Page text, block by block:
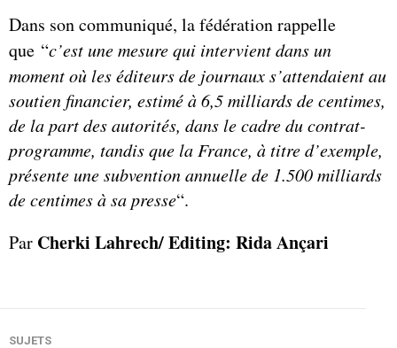
Dans son communiqué, la fédération rappelle
que “c’est une mesure qui intervient dans un
moment où les éditeurs de journaux s’attendaient au
soutien financier, estimé à 6,5 milliards de centimes,
de la part des autorités, dans le cadre du contrat-
programme, tandis que la France, à titre d’exemple,
présente une subvention annuelle de 1.500 milliards
de centimes à sa presse“.
Par Cherki Lahrech/ Editing: Rida Ançari
SUJETS